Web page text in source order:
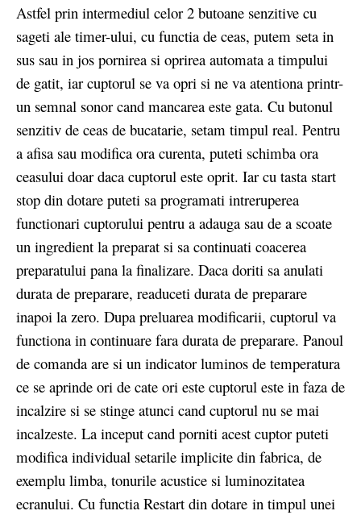
Astfel prin intermediul celor 2 butoane senzitive cu
sageti ale timer-ului, cu functia de ceas, putem seta in
sus sau in jos pornirea si oprirea automata a timpului
de gatit, iar cuptorul se va opri si ne va atentiona printr-
un semnal sonor cand mancarea este gata. Cu butonul
senzitiv de ceas de bucatarie, setam timpul real. Pentru
a afisa sau modifica ora curenta, puteti schimba ora
ceasului doar daca cuptorul este oprit. Iar cu tasta start
stop din dotare puteti sa programati intreruperea
functionari cuptorului pentru a adauga sau de a scoate
un ingredient la preparat si sa continuati coacerea
preparatului pana la finalizare. Daca doriti sa anulati
durata de preparare, readuceti durata de preparare
inapoi la zero. Dupa preluarea modificarii, cuptorul va
functiona in continuare fara durata de preparare. Panoul
de comanda are si un indicator luminos de temperatura
ce se aprinde ori de cate ori este cuptorul este in faza de
incalzire si se stinge atunci cand cuptorul nu se mai
incalzeste. La inceput cand porniti acest cuptor puteti
modifica individual setarile implicite din fabrica, de
exemplu limba, tonurile acustice si luminozitatea
ecranului. Cu functia Restart din dotare in timpul unei